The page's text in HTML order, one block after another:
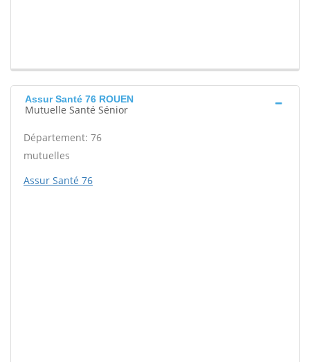
Assur Santé 76 ROUEN
Mutuelle Santé Sénior
Département: 76
mutuelles
Assur Santé 76